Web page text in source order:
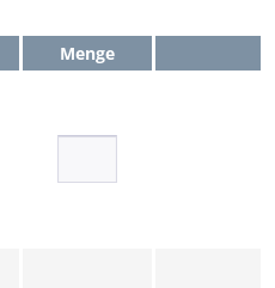
Menge